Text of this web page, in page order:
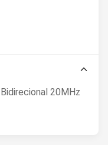
20MHz